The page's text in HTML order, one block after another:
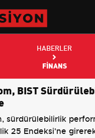
HABERLER
FINANS
BIST
sürdürülebilirlik
25 Endeksi'ne